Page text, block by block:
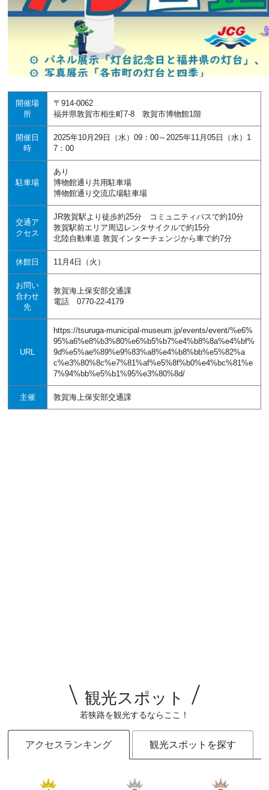
開催場
所
〒914-0062
福井県敦賀市相生町7-8 敦賀市博物館1階
開催日
時
2025年10月29日（水）09：00～2025年11月05日（水）1
7：00
駐車場
あり
博物館通り共用駐車場
博物館通り交流広場駐車場
交通ア
クセス
JR敦賀駅より徒歩約25分 コミュニティバスで約10分
敦賀駅前エリア周辺レンタサイクルで約15分
北陸自動車道 敦賀インターチェンジから車で約7分
休館日 11月4日（火）
お問い
合わせ
先
敦賀海上保安部交通課
電話 0770-22-4179
URL
https://tsuruga-municipal-museum.jp/events/event/%e6%
95%a6%e8%b3%80%e6%b5%b7%e4%b8%8a%e4%bf%
9d%e5%ae%89%e9%83%a8%e4%b8%bb%e5%82%a
c%e3%80%8c%e7%81%af%e5%8f%b0%e4%bc%81%e
7%94%bb%e5%b1%95%e3%80%8d/
主催 敦賀海上保安部交通課
観光スポット
若狭路を観光するならここ！
アクセスランキング 観光スポットを探す